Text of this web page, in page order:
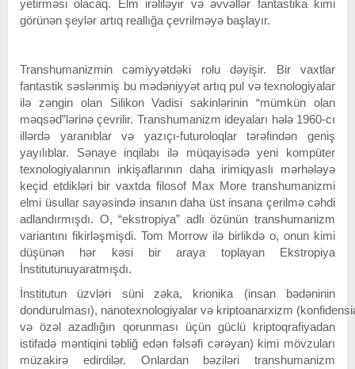
yetirməsi olacaq. Elm irəliləyir və əvvəllər fantastika kimi
görünən şeylər artıq reallığa çevrilməyə başlayır.
Transhumanizmin cəmiyyətdəki rolu dəyişir. Bir vaxtlar
fantastik səslənmiş bu mədəniyyət artıq pul və texnologiyalar
ilə zəngin olan Silikon Vadisi sakinlərinin “mümkün olan
məqsəd”lərinə çevrilir. Transhumanizm ideyaları hələ 1960-cı
illərdə yaranıblar və yazıçı-futuroloqlar tərəfindən geniş
yayılıblar. Sənaye inqilabı ilə müqayisədə yeni kompüter
texnologiyalarının inkişaflarının daha irimiqyaslı mərhələyə
keçid etdikləri bir vaxtda filosof Max More transhumanizmi
elmi üsullar sayəsində insanın daha üst insana çerilmə cəhdi
adlandırmışdı. O, “ekstropiya” adlı özünün transhumanizm
variantını fikirləşmişdi. Tom Morrow ilə birlikdə o, onun kimi
düşünən hər kəsi bir araya toplayan Ekstropiya
İnstitutunuyaratmışdı.
İnstitutun üzvləri süni zəka, krionika (insan bədəninin
dondurulması), nanotexnologiyalar və kriptoanarxizm
və özəl azadlığın qorunması üçün güclü kriptoqrafiyadan
istifadə məntiqini təbliğ edən fəlsəfi cərəyan) kimi mövzuları
müzakirə edirdilər. Onlardan bəziləri transhumanizm